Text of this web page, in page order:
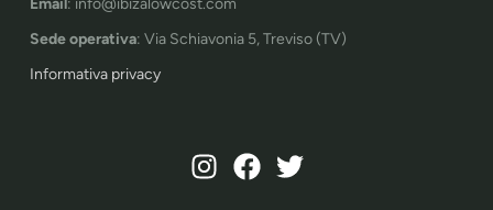
Email: info@ibizalowcost.com
Sede operativa: Via Schiavonia 5, Treviso (TV)
Informativa privacy